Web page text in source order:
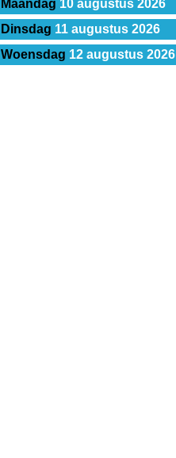
Maandag 10 augustus 2026
Dinsdag 11 augustus 2026
Woensdag 12 augustus 2026